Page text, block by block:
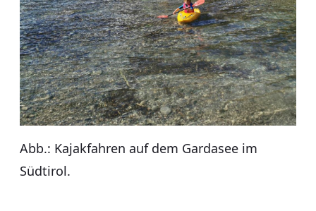
Abb.: Kajakfahren auf dem Gardasee im
Südtirol.